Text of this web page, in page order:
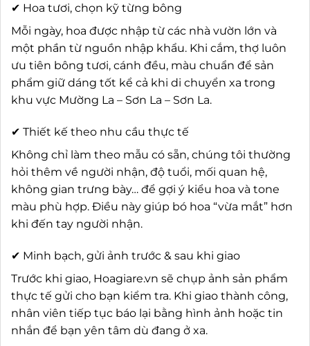
✔ Hoa tươi, chọn kỹ từng bông
Mỗi ngày, hoa được nhập từ các nhà vườn lớn và
một phần từ nguồn nhập khẩu. Khi cắm, thợ luôn
ưu tiên bông tươi, cánh đều, màu chuẩn để sản
phẩm giữ dáng tốt kể cả khi di chuyển xa trong
khu vực Mường La – Sơn La – Sơn La.
✔ Thiết kế theo nhu cầu thực tế
Không chỉ làm theo mẫu có sẵn, chúng tôi thường
hỏi thêm về người nhận, độ tuổi, mối quan hệ,
không gian trưng bày… để gợi ý kiểu hoa và tone
màu phù hợp. Điều này giúp bó hoa “vừa mắt” hơn
khi đến tay người nhận.
✔ Minh bạch, gửi ảnh trước & sau khi giao
Trước khi giao, Hoagiare.vn sẽ chụp ảnh sản phẩm
thực tế gửi cho bạn kiểm tra. Khi giao thành công,
nhân viên tiếp tục báo lại bằng hình ảnh hoặc tin
nhắn để bạn yên tâm dù đang ở xa.